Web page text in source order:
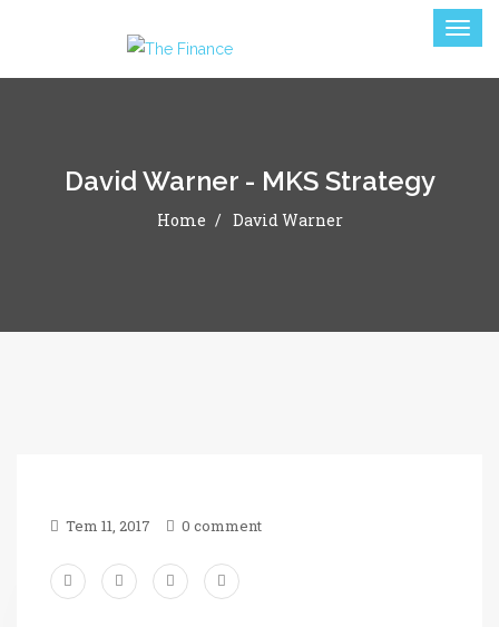
David Warner - MKS Strategy
Home David Warner
Tem 11, 2017 0 comment